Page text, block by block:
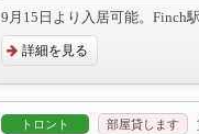
9月15日より入居可能。Finch
詳細を見る
トロント 部屋貸します